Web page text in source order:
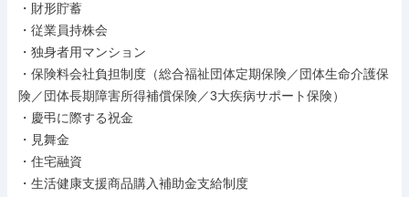
・財形貯蓄
・従業員持株会
・独身者用マンション
・保険料会社負担制度（総合福祉団体定期保険／団体生命介護保
険／団体長期障害所得補償保険／3大疾病サポート保険）
・慶弔に際する祝金
・見舞金
・住宅融資
・生活健康支援商品購入補助金支給制度